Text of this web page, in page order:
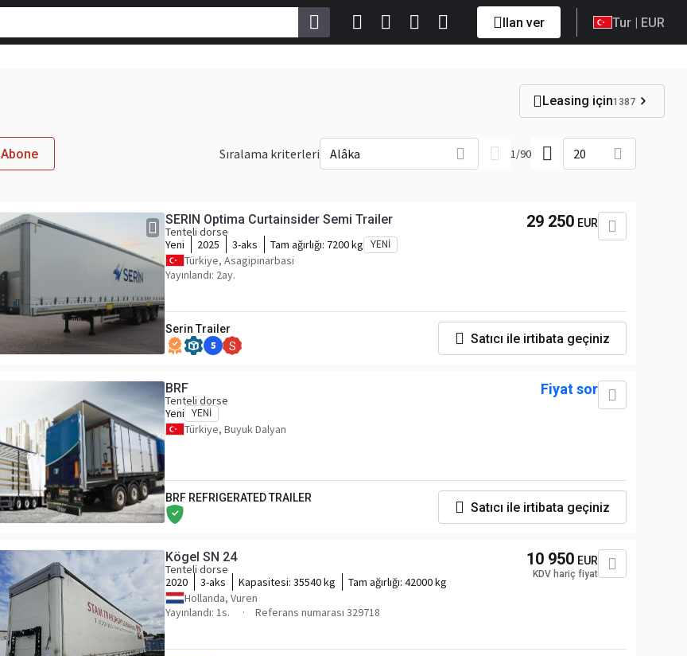
Ilan ver Tur | EUR
Leasing için1387
Abone Sıralama kriterleri Alâka 1/90 20
SERIN Optima Curtainsider Semi Trailer
Tenteli dorse
Yeni
2025 3-aks Tam ağırlığı: 7200 kg YENI
Türkiye, Asagipinarbasi
Yayınlandı: 2ay.
29 250 EUR
Serin Trailer
5 S
Satıcı ile irtibata geçiniz
BRF
Tenteli dorse
Yeni
YENI
Türkiye, Buyuk Dalyan
Fiyat sor
BRF REFRIGERATED TRAILER
Satıcı ile irtibata geçiniz
Kögel SN 24
Tenteli dorse
2020
3-aks Kapasitesi: 35540 kg Tam ağırlığı: 42000 kg
Hollanda, Vuren
Yayınlandı: 1s.
Referans numarası 329718
10 950 EUR
KDV hariç fiyat